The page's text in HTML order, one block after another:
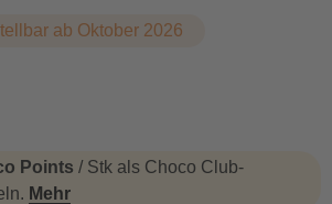
ab Oktober 2026
Points / Stk als Choco Club-
Mehr